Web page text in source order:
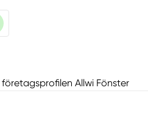
Allwi Fönster